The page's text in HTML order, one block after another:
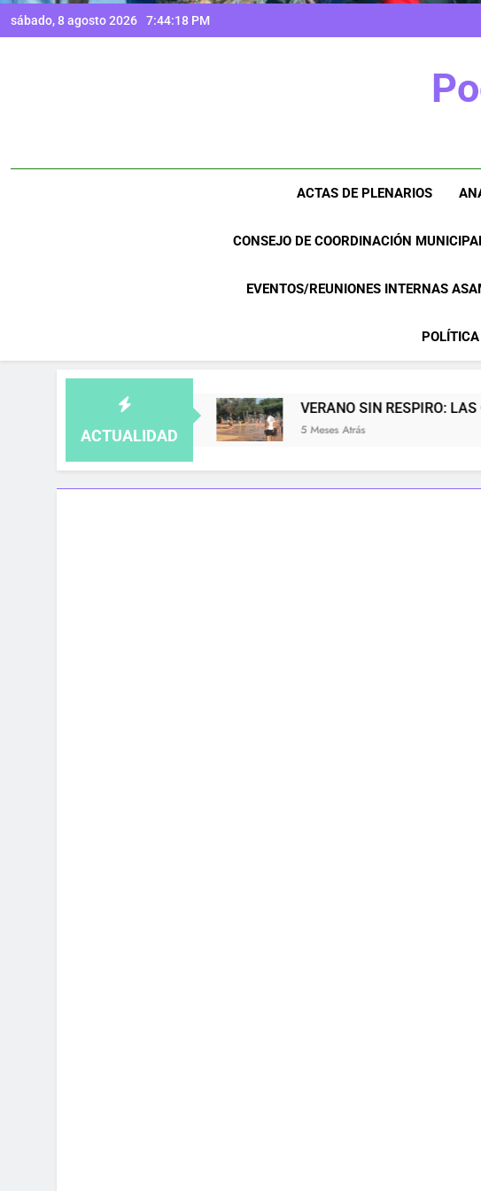
sábado, 8 agosto 2026 7:44:19 PM
ACTAS DE PLENARIOS
CONSEJO DE COORDINACIÓN
EVENTOS/REUNIONES INTERNAS
ACTUALIDAD
VERANO SIN RESPIRO: LAS COLONIAS
5 Meses Atrás